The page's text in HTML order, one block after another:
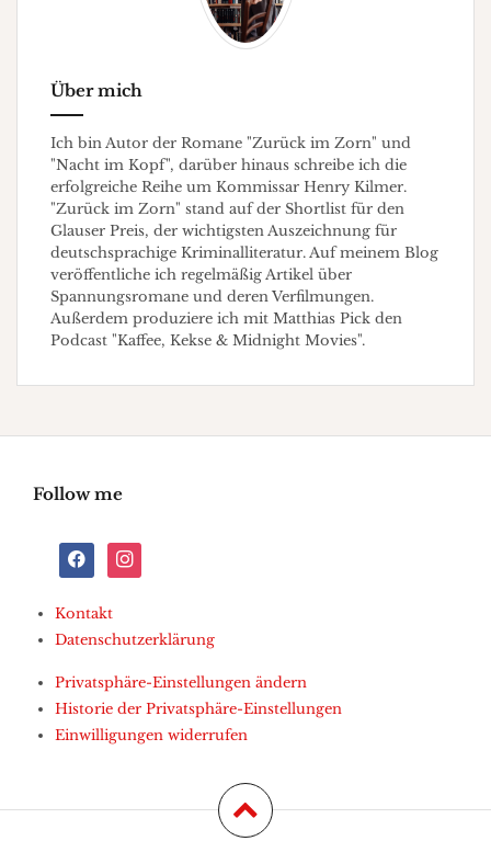
Über mich
Ich bin Autor der Romane "Zurück im Zorn" und
"Nacht im Kopf", darüber hinaus schreibe ich die
erfolgreiche Reihe um Kommissar Henry Kilmer.
"Zurück im Zorn" stand auf der Shortlist für den
Glauser Preis, der wichtigsten Auszeichnung für
deutschsprachige Kriminalliteratur. Auf meinem Blog
veröffentliche ich regelmäßig Artikel über
Spannungsromane und deren Verfilmungen.
Außerdem produziere ich mit Matthias Pick den
Podcast "Kaffee, Kekse & Midnight Movies".
Follow me
facebookinstagram
Kontakt
Datenschutzerklärung
Privatsphäre-Einstellungen ändern
Historie der Privatsphäre-Einstellungen
Einwilligungen widerrufen